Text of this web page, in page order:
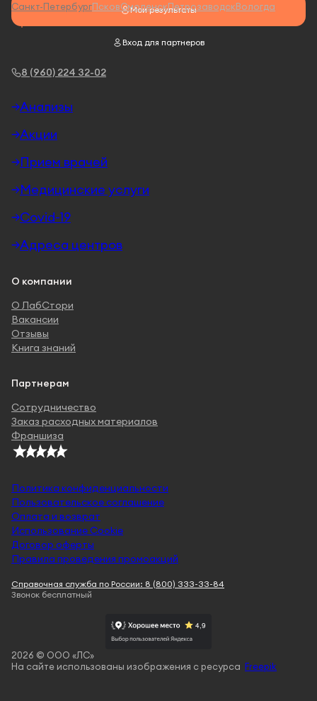
8 (960) 224 32-02
Мои результаты
Вход для партнеров
Санкт-ПетербургПсковСмоленскПетрозаводскВологда
Анализы
Акции
Прием врачей
Медицинские услуги
Covid-19
Адреса центров
О компании
О ЛабСтори
Вакансии
Отзывы
Книга знаний
Партнерам
Сотрудничество
Заказ расходных материалов
Франшиза
Политика конфиденциальности
Пользовательское соглашение
Оплата и возврат
Использование Cookie
Договор оферты
Правила проведения промоакций
2026 © ООО «ЛС»
На сайте использованы изображения с ресурса Freepik
Справочная служба по России: 8 (800) 333-33-84
Звонок бесплатный